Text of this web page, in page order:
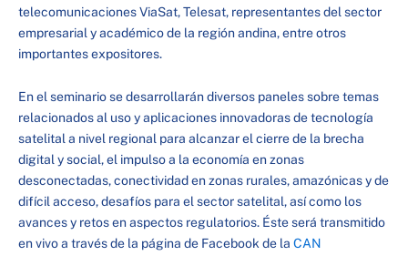
telecomunicaciones ViaSat, Telesat, representantes del sector
empresarial y académico de la región andina, entre otros
importantes expositores.
En el seminario se desarrollarán diversos paneles sobre temas
relacionados al uso y aplicaciones innovadoras de tecnología
satelital a nivel regional para alcanzar el cierre de la brecha
digital y social, el impulso a la economía en zonas
desconectadas, conectividad en zonas rurales, amazónicas y de
difícil acceso, desafíos para el sector satelital, así como los
avances y retos en aspectos regulatorios. Éste será transmitido
en vivo a través de la página de Facebook de la CAN